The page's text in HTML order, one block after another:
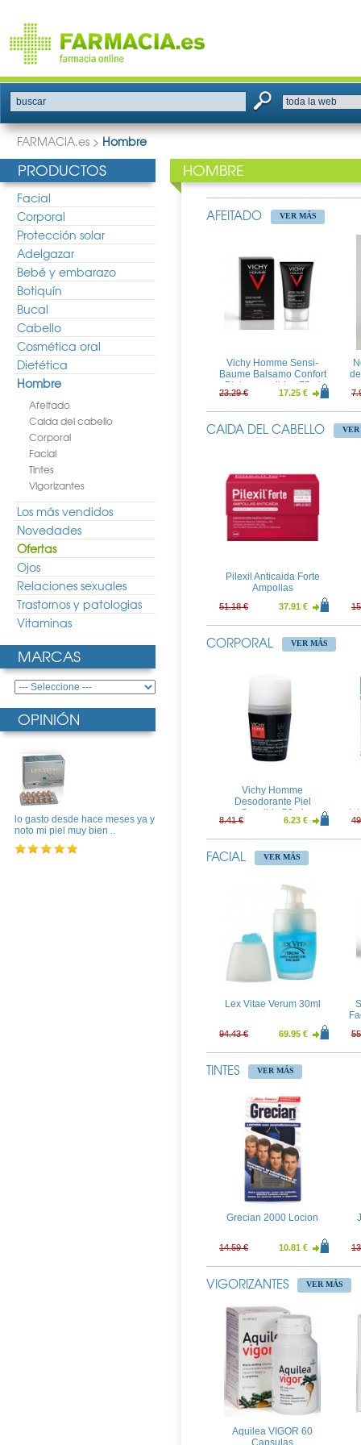
buscar
FARMACIA.es > Hombre
PRODUCTOS
Facial
Corporal
Protección solar
Adelgazar
Bebé y embarazo
Botiquín
Bucal
Cabello
Cosmética oral
Dietética
Hombre
Afeitado
Caida del cabello
Corporal
Facial
Tintes
Vigorizantes
Los más vendidos
Novedades
Ofertas
Ojos
Relaciones sexuales
Trastornos y patologias
Vitaminas
MARCAS
OPINIÓN
lo gasto desde hace meses ya y
noto mi piel muy bien ..
HOMBRE
AFEITADO VER MÁS
Vichy Homme Sensi-
Baume Balsamo Confort
Pieles sensibles 75ml
23.29 € 17.25 €
CAIDA DEL CABELLO VER
Pilexil Anticaida Forte
Ampollas
51.18 € 37.91 €
Pilexil Anticaida 15
Ampollas
CORPORAL VER MÁS
Vichy Homme
Desodorante Piel
Sensible 50ml
8.41 € 6.23 €
Somatoline Hombre
Abdominales Top
FACIAL VER MÁS
Lex Vitae Verum 30ml
94.43 € 69.95 €
TINTES VER MÁS
Grecian 2000 Locion
14.59 € 10.81 €
Just For Men Castaño
Medio
VIGORIZANTES VER MÁS
Aquilea VIGOR 60
Capsulas